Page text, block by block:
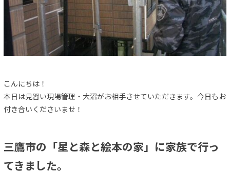
こんにちは！
本日は見習い現場管理・大沼がお相手させていただきます。今日もお
付き合いくださいませ！
三鷹市の「星と森と絵本の家」に家族で行っ
てきました。